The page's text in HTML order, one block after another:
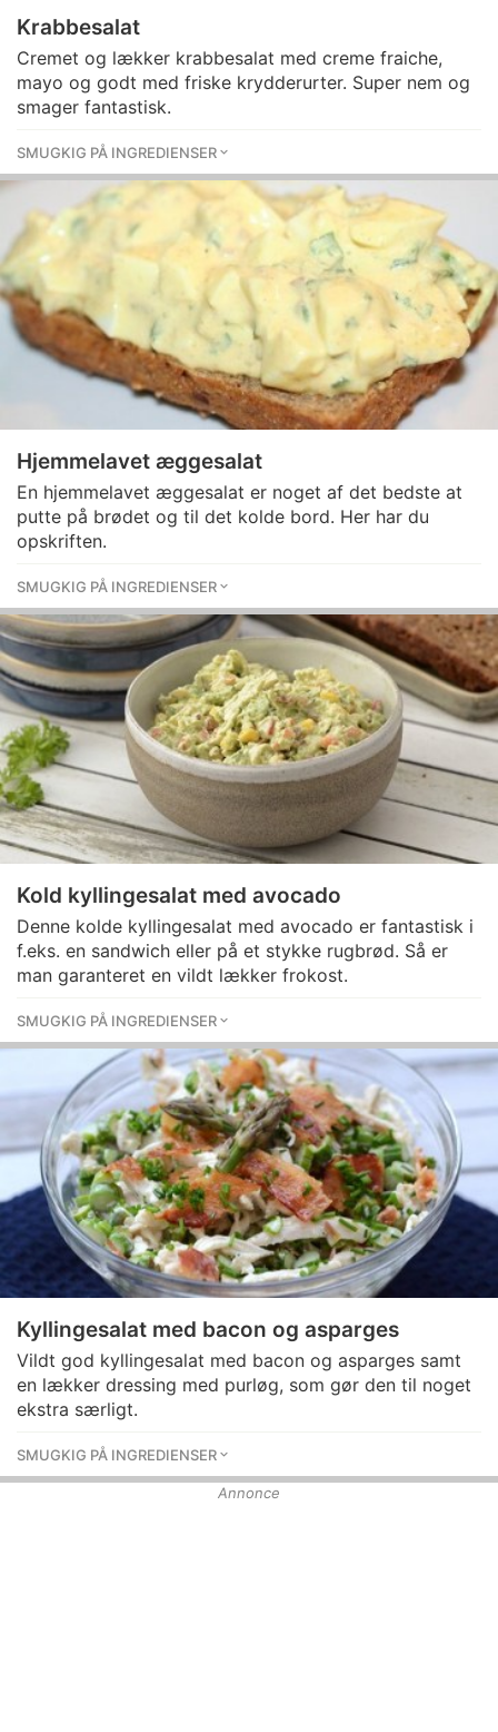
Krabbesalat
Cremet og lækker krabbesalat med creme fraiche,
mayo og godt med friske krydderurter. Super nem og
smager fantastisk.
SMUGKIG PÅ INGREDIENSER
Hjemmelavet æggesalat
En hjemmelavet æggesalat er noget af det bedste at
putte på brødet og til det kolde bord. Her har du
opskriften.
SMUGKIG PÅ INGREDIENSER
Kold kyllingesalat med avocado
Denne kolde kyllingesalat med avocado er fantastisk i
f.eks. en sandwich eller på et stykke rugbrød. Så er
man garanteret en vildt lækker frokost.
SMUGKIG PÅ INGREDIENSER
Kyllingesalat med bacon og asparges
Vildt god kyllingesalat med bacon og asparges samt
en lækker dressing med purløg, som gør den til noget
ekstra særligt.
SMUGKIG PÅ INGREDIENSER
Annonce